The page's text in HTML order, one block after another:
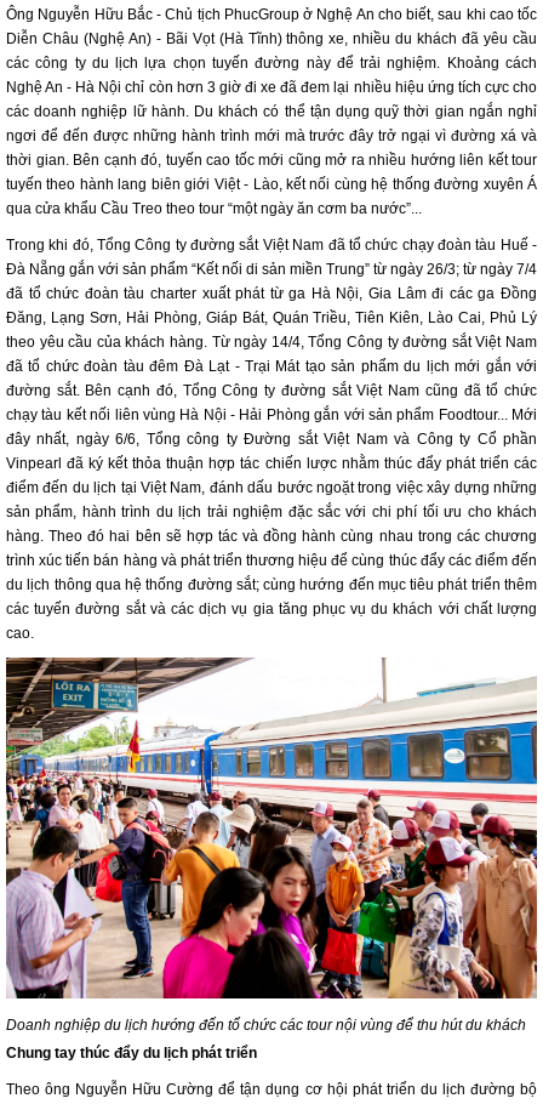
Ông Nguyễn Hữu Bắc - Chủ tịch PhucGroup ở Nghệ An cho biết, sau khi cao tốc
Diễn Châu (Nghệ An) - Bãi Vọt (Hà Tĩnh) thông xe, nhiều du khách đã yêu cầu
các công ty du lịch lựa chọn tuyến đường này để trải nghiệm. Khoảng cách
Nghệ An - Hà Nội chỉ còn hơn 3 giờ đi xe đã đem lại nhiều hiệu ứng tích cực cho
các doanh nghiệp lữ hành. Du khách có thể tận dụng quỹ thời gian ngắn nghỉ
ngơi để đến được những hành trình mới mà trước đây trở ngại vì đường xá và
thời gian. Bên cạnh đó, tuyến cao tốc mới cũng mở ra nhiều hướng liên kết tour
tuyến theo hành lang biên giới Việt - Lào, kết nối cùng hệ thống đường xuyên Á
qua cửa khẩu Cầu Treo theo tour “một ngày ăn cơm ba nước”...
Trong khi đó, Tổng Công ty đường sắt Việt Nam đã tổ chức chạy đoàn tàu Huế -
Đà Nẵng gắn với sản phẩm “Kết nối di sản miền Trung” từ ngày 26/3; từ ngày 7/4
đã tổ chức đoàn tàu charter xuất phát từ ga Hà Nội, Gia Lâm đi các ga Đồng
Đăng, Lạng Sơn, Hải Phòng, Giáp Bát, Quán Triều, Tiên Kiên, Lào Cai, Phủ Lý
theo yêu cầu của khách hàng. Từ ngày 14/4, Tổng Công ty đường sắt Việt Nam
đã tổ chức đoàn tàu đêm Đà Lạt - Trại Mát tạo sản phẩm du lịch mới gắn với
đường sắt. Bên cạnh đó, Tổng Công ty đường sắt Việt Nam cũng đã tổ chức
chạy tàu kết nối liên vùng Hà Nội - Hải Phòng gắn với sản phẩm Foodtour... Mới
đây nhất, ngày 6/6, Tổng công ty Đường sắt Việt Nam và Công ty Cổ phần
Vinpearl đã ký kết thỏa thuận hợp tác chiến lược nhằm thúc đẩy phát triển các
điểm đến du lịch tại Việt Nam, đánh dấu bước ngoặt trong việc xây dựng những
sản phẩm, hành trình du lịch trải nghiệm đặc sắc với chi phí tối ưu cho khách
hàng. Theo đó hai bên sẽ hợp tác và đồng hành cùng nhau trong các chương
trình xúc tiến bán hàng và phát triển thương hiệu để cùng thúc đẩy các điểm đến
du lịch thông qua hệ thống đường sắt; cùng hướng đến mục tiêu phát triển thêm
các tuyến đường sắt và các dịch vụ gia tăng phục vụ du khách với chất lượng
cao.
Doanh nghiệp du lịch hướng đến tổ chức các tour nội vùng để thu hút du khách
Chung tay thúc đẩy du lịch phát triển
Theo ông Nguyễn Hữu Cường để tận dụng cơ hội phát triển du lịch đường bộ